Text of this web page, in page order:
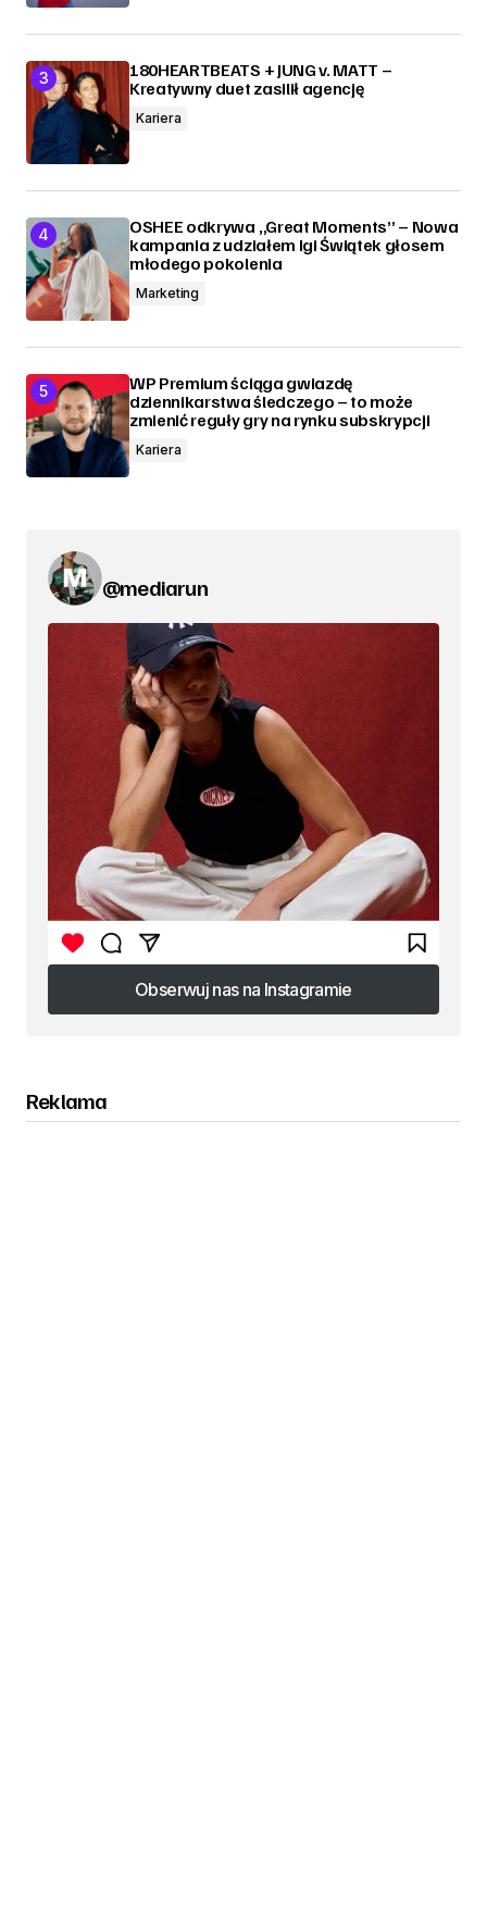
180HEARTBEATS + JUNG v. MATT –
Kreatywny duet zasilił agencję
Kariera
OSHEE odkrywa „Great Moments” – Nowa
kampania z udziałem Igi Świątek głosem
młodego pokolenia
Marketing
WP Premium ściąga gwiazdę
dziennikarstwa śledczego – to może
zmienić reguły gry na rynku subskrypcji
Kariera
@mediarun
Obserwuj nas na Instagramie
Obserwuj nas na Instagramie
Reklama